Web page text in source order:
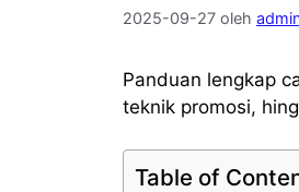
2025-09-27 oleh
Panduan lengkap
teknik promosi,
Table of